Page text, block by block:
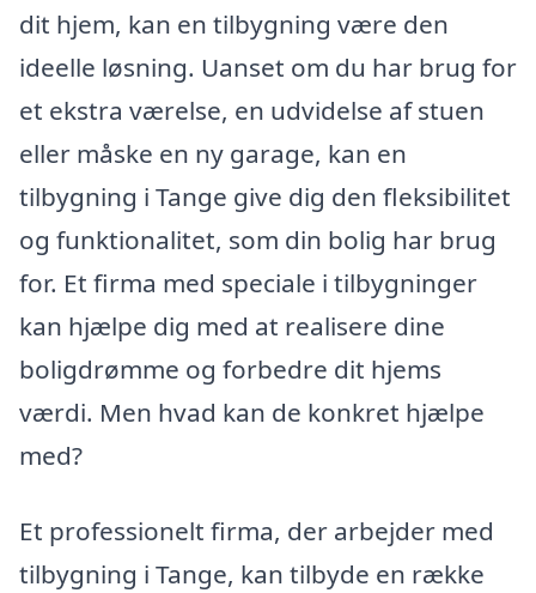
dit hjem, kan en tilbygning være den
ideelle løsning. Uanset om du har brug for
et ekstra værelse, en udvidelse af stuen
eller måske en ny garage, kan en
tilbygning i Tange give dig den fleksibilitet
og funktionalitet, som din bolig har brug
for. Et firma med speciale i tilbygninger
kan hjælpe dig med at realisere dine
boligdrømme og forbedre dit hjems
værdi. Men hvad kan de konkret hjælpe
med?
Et professionelt firma, der arbejder med
tilbygning i Tange, kan tilbyde en række